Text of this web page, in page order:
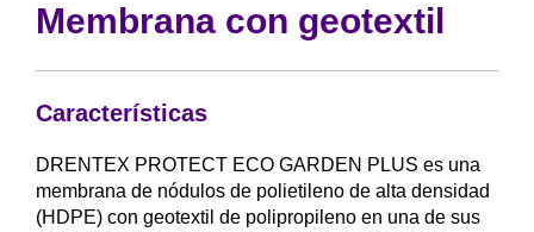
Membrana con geotextil
Características
DRENTEX PROTECT ECO GARDEN PLUS es una
membrana de nódulos de polietileno de alta densidad
(HDPE) con geotextil de polipropileno en una de sus